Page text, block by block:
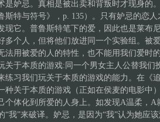
是妒忌。真相是被出卖和背叛时才现身的
斯特与符号》，p. 135）。只有妒忌的恋
现它。普鲁斯特笔下的爱，因此也是莱布
多个人，但将他们放进同一个实验组。被
法用被爱的人的特性，也不能用我们爱时
关于本质的游戏:同一个男女主人公替我们
练习我们玩关于本质的游戏的能力。在《
种关于本质的游戏（正如在侯麦的电影中
个体化到所爱的人身上。如发现A温柔，A
“我”来破译。妒忌，是因为“我”认为她应